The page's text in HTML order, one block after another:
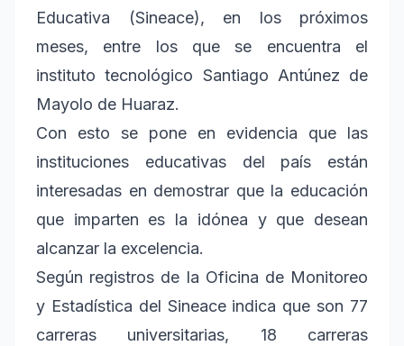
Educativa (Sineace), en los próximos
meses, entre los que se encuentra el
instituto tecnológico Santiago Antúnez de
Mayolo de Huaraz.
Con esto se pone en evidencia que las
instituciones educativas del país están
interesadas en demostrar que la educación
que imparten es la idónea y que desean
alcanzar la excelencia.
Según registros de la Oficina de Monitoreo
y Estadística del Sineace indica que son 77
carreras universitarias, 18 carreras